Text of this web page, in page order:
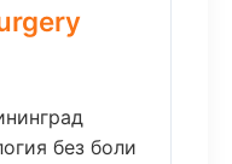
без боли